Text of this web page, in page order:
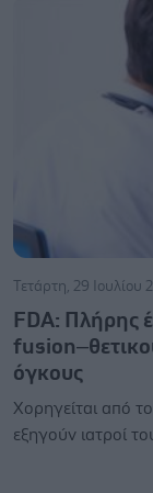
Τετάρτη, 29 Ιουλίου
FDA: Πλήρης
όγκους
Χορηγείται από
εξηγούν ιατροί